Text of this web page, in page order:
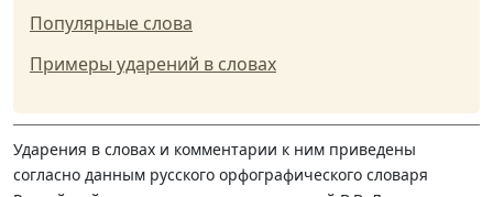
Популярные слова
Примеры ударений в словах
Ударения в словах и комментарии к ним приведены
согласно данным русского орфографического словаря